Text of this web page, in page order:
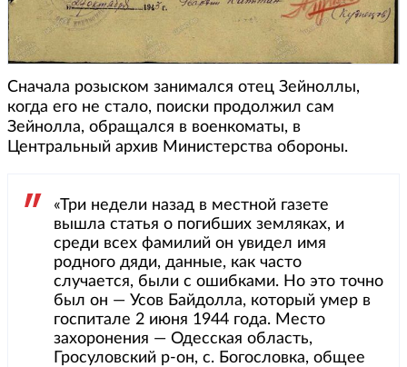
Сначала розыском занимался отец Зейноллы,
когда его не стало, поиски продолжил сам
Зейнолла, обращался в военкоматы, в
Центральный архив Министерства обороны.
«Три недели назад в местной газете
вышла статья о погибших земляках, и
среди всех фамилий он увидел имя
родного дяди, данные, как часто
случается, были с ошибками. Но это точно
был он — Усов Байдолла, который умер в
госпитале 2 июня 1944 года. Место
захоронения — Одесская область,
Гросуловский р-он, с. Богословка, общее